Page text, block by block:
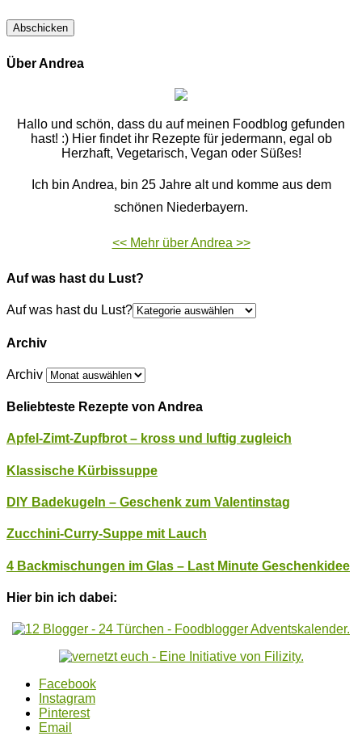
Über Andrea
Hallo und schön, dass du auf meinen Foodblog gefunden
hast! :) Hier findet ihr Rezepte für jedermann, egal ob
Herzhaft, Vegetarisch, Vegan oder Süßes!
Ich bin Andrea, bin 25 Jahre alt und komme aus dem
schönen Niederbayern.
<< Mehr über Andrea >>
Auf was hast du Lust?
Auf was hast du Lust?
Archiv
Archiv
Beliebteste Rezepte von Andrea
Apfel-Zimt-Zupfbrot – kross und luftig zugleich
Klassische Kürbissuppe
DIY Badekugeln – Geschenk zum Valentinstag
Zucchini-Curry-Suppe mit Lauch
4 Backmischungen im Glas – Last Minute Geschenkidee
Hier bin ich dabei:
Facebook
Instagram
Pinterest
Email